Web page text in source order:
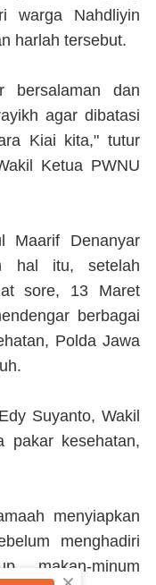
warga Nahdliyin
harlah tersebut.
bersalaman dan
agar dibatasi
Kiai kita," tutur
Ketua PWNU
Maarif Denanyar
hal itu, setelah
sore, 13 Maret
berbagai
Polda Jawa
Suyanto, Wakil
pakar kesehatan,
menyiapkan
menghadiri
makan-minum